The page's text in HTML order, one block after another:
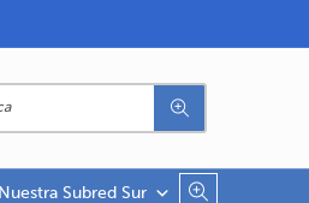
Nuestra Subred Sur